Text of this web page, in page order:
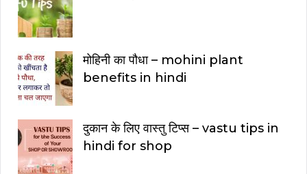
मोहिनी का पौधा – mohini plant
benefits in hindi
दुकान के लिए वास्तु टिप्स – vastu tips in
hindi for shop